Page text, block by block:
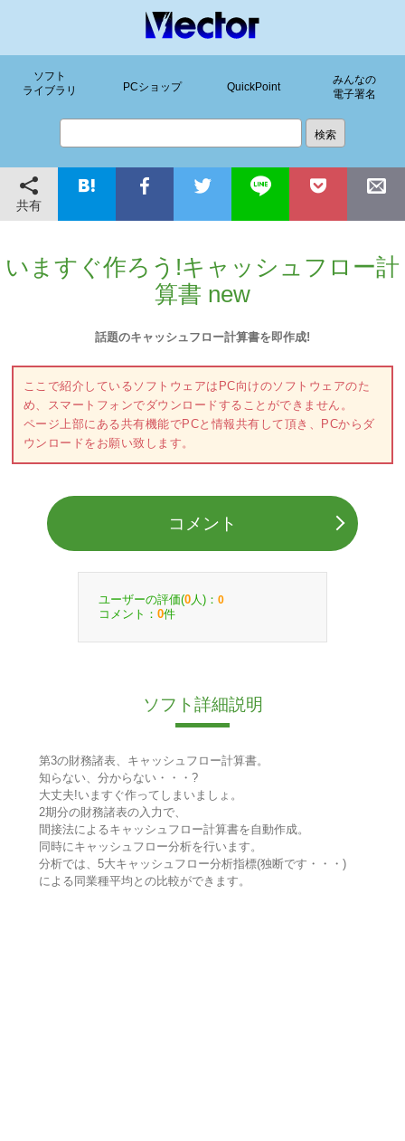
ソフト
ライブラリ
PCショップ QuickPoint
みんなの
電子署名
共有
いますぐ作ろう!キャッシュフロー計
算書 new
話題のキャッシュフロー計算書を即作成!
ここで紹介しているソフトウェアはPC向けのソフトウェアのた
め、スマートフォンでダウンロードすることができません。
ページ上部にある共有機能でPCと情報共有して頂き、PCからダ
ウンロードをお願い致します。
コメント
ユーザーの評価(0 人)： 0
コメント： 0件
ソフト詳細説明
第3の財務諸表、キャッシュフロー計算書。
知らない、分からない・・・?
大丈夫!いますぐ作ってしまいましょ。
2期分の財務諸表の入力で、
間接法によるキャッシュフロー計算書を自動作成。
同時にキャッシュフロー分析を行います。
分析では、5大キャッシュフロー分析指標(独断です・・・)
による同業種平均との比較ができます。